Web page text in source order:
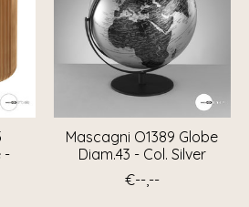
-
Mascagni O1389 Globe
Diam.43 - Col. Silver
€--,--